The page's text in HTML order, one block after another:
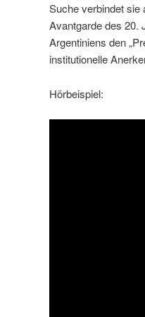
Suche verbindet sie
Avantgarde des 20.
Argentiniens den
institutionelle
Hörbeispiel: